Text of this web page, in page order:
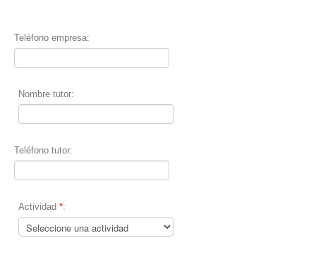
Teléfono empresa:
Nombre tutor:
Teléfono tutor:
Actividad *: